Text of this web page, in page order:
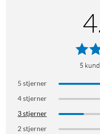
Helt trådløst –
Værbestandig –
4K-oppløsning – ikke
zoom.
Toveis
kameraene.
5
5 stjerner
4 stjerner
3 stjerner
2 stjerner